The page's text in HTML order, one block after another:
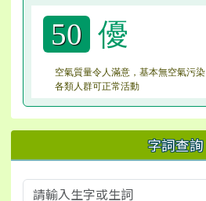
50 優
空氣質量令人滿意，基本無空氣污染
各類人群可正常活動
字詞查詢